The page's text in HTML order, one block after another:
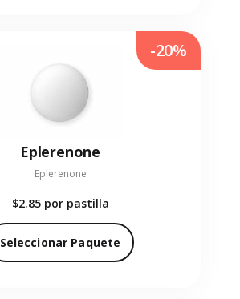
Eplerenone
Eplerenone
$2.85 por pastilla
Seleccionar Paquete
-20%